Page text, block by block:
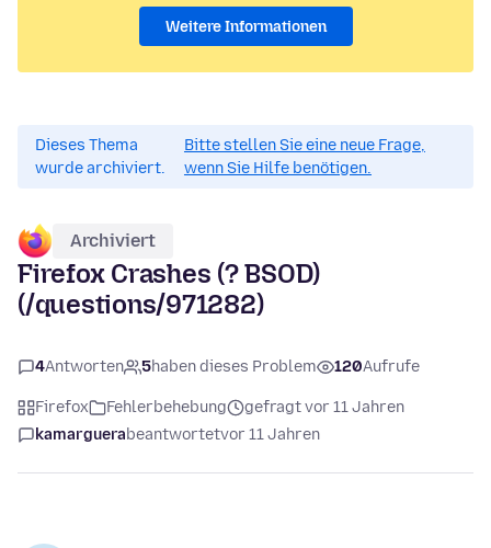
Weitere Informationen
Dieses Thema
wurde archiviert.
Bitte stellen Sie eine neue Frage,
wenn Sie Hilfe benötigen.
Archiviert
Firefox Crashes (? BSOD)
(/questions/971282)
4Antworten 5haben dieses Problem 120Aufrufe
Firefox Fehlerbehebung
gefragt vor 11 Jahren
kamarguerabeantwortetvor 11 Jahren